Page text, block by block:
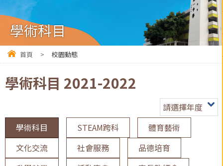
學術科目
首頁 > 校園動態
學術科目 2021-2022
請選擇年度
學術科目
STEAM跨科
體育藝術
文化交流
社會服務
品德培育